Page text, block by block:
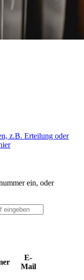
z.B. Erteilung oder
ein, oder
E-
Mail